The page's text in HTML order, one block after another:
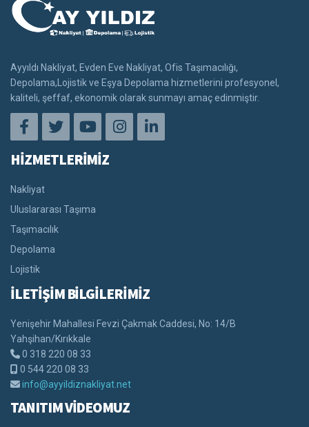
Ayyıldı Nakliyat, Evden Eve Nakliyat, Ofis Taşımacılığı,
Depolama,Lojistik ve Eşya Depolama hizmetlerini profesyonel,
kaliteli, şeffaf, ekonomik olarak sunmayı amaç edinmiştir.
HİZMETLERİMİZ
Nakliyat
Uluslararası Taşıma
Taşımacılık
Depolama
Lojistik
İLETİŞİM BİLGİLERİMİZ
Yenişehir Mahallesi Fevzi Çakmak Caddesi, No: 14/B
Yahşihan/Kırıkkale
0 318 220 08 33
0 544 220 08 33
info@ayyildiznakliyat.net
TANITIM VİDEOMUZ